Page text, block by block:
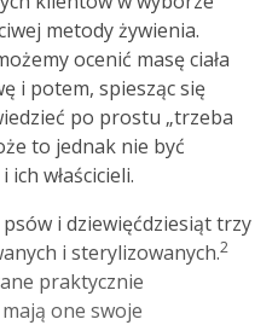
metody żywienia.
ocenić masę ciała
i potem, spiesząc się
po prostu „trzeba
to jednak nie być
właścicieli.
i dziewięćdziesiąt trzy
i sterylizowanych.2
praktycznie
one swoje